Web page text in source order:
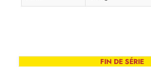
FIN DE SÉRIE